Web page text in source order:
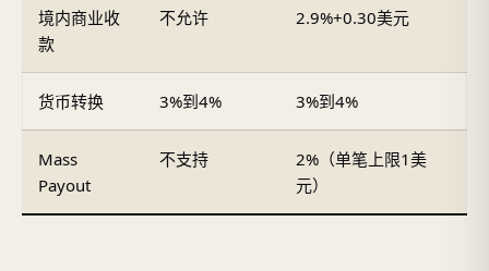
境内商业收
款
不允许 2.9%+0.30美元
货币转换 3%到4% 3%到4%
Mass
Payout
不支持
2%（单笔上限1美
元）